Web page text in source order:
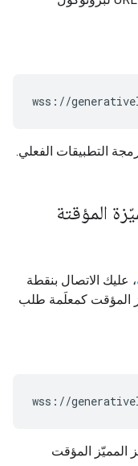
التطبيقات الفعلي.
المؤقتة
، عليك الاتصال بنقطة
المؤقت كمعلَمة طلب
المميّز المؤقت